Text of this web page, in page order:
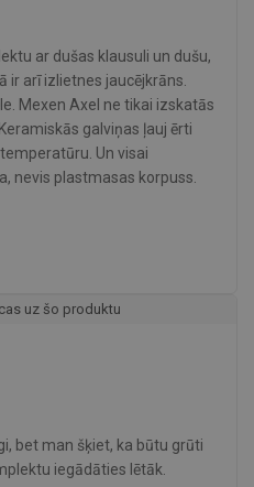
ar dušas klausuli un dušu,
ir arī izlietnes jaucējkrāns.
Mexen Axel ne tikai izskatās
galviņas ļauj ērti
Un visai
nevis plastmasas korpuss.
uz šo produktu
bet man šķiet, ka būtu grūti
iegādāties lētāk.